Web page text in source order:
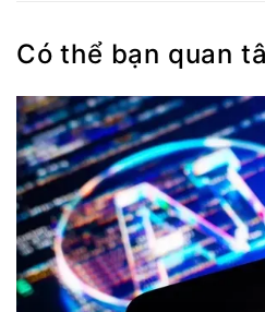
Có thể bạn quan